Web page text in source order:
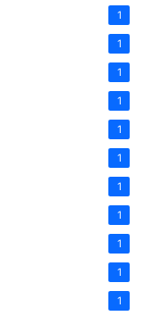
1
1
1
1
1
1
1
1
1
1
1